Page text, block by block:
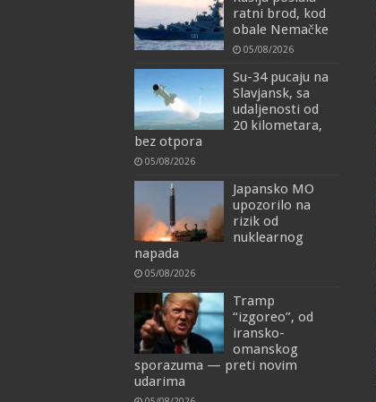
ratni brod, kod
obale Nemačke
05/08/2026
Su-34 pucaju na
Slavjansk, sa
udaljenosti od
20 kilometara,
bez otpora
05/08/2026
Japansko MO
upozorilo na
rizik od
nuklearnog
napada
05/08/2026
Tramp
“izgoreo”, od
iransko-
omanskog
sporazuma — preti novim
udarima